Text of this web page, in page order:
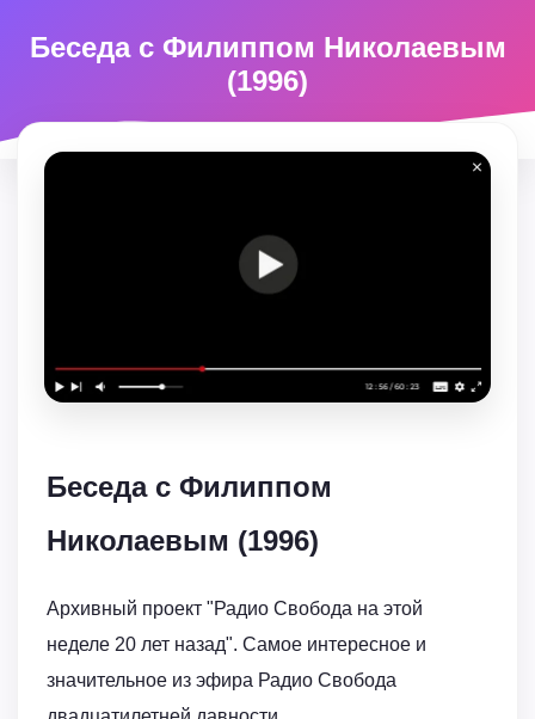
Беседа с Филиппом Николаевым
(1996)
Беседа с Филиппом
Николаевым (1996)
Архивный проект "Радио Свобода на этой
неделе 20 лет назад". Самое интересное и
значительное из эфира Радио Свобода